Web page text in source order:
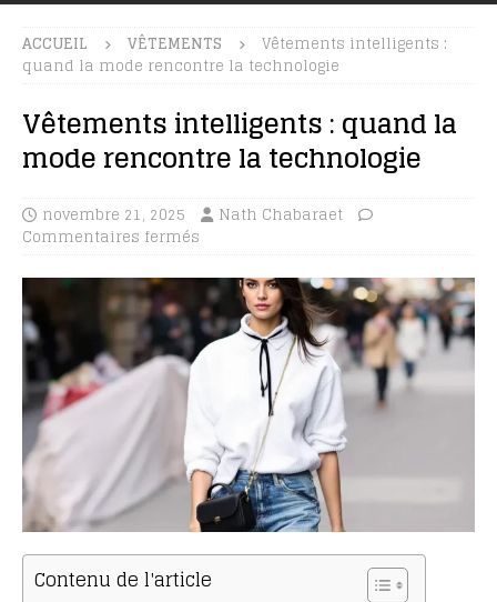
ACCUEIL VÊTEMENTS
Vêtements intelligents :
quand la mode rencontre la technologie
Vêtements intelligents : quand la
mode rencontre la technologie
novembre 21, 2025
Nath Chabaraet
Commentaires fermés
Contenu de l'article